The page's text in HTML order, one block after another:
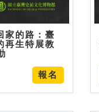
家的路：臺
再生特展教
報名